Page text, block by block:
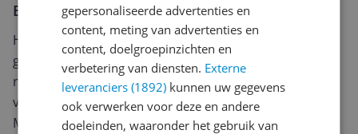
Er zijn nog geen reviews geschreven
Heb jij dit product in bezit en wil je graag je mening
geven? Start dan hieronder met het schrijven van je
review. Afhankelijk van de details duurt het schrijven
van een review gemiddeld tussen de 3 en 10 minuten.
Met jouw mening help je andere bezoekers een betere
gepersonaliseerde advertenties en
content, meting van advertenties en
content, doelgroepinzichten en
verbetering van diensten. Externe
leveranciers (1892) kunnen uw gegevens
ook verwerken voor deze en andere
doeleinden, waaronder het gebruik van